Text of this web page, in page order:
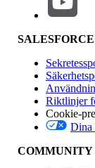
Version
SALESFORCE
Riktlinjer
Cookie-
Dina
COMMUNITY